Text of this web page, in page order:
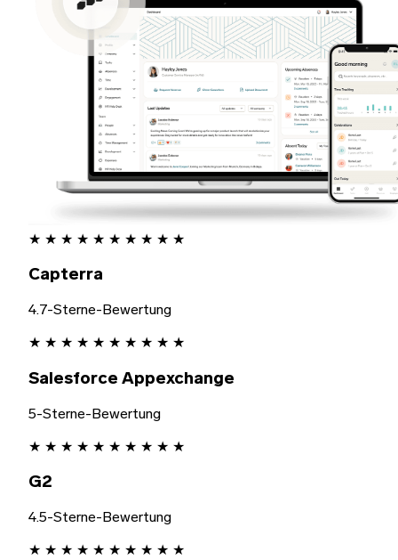
★ ★ ★ ★ ★ ★ ★ ★ ★ ★
Capterra
4.7-Sterne-Bewertung
★ ★ ★ ★ ★ ★ ★ ★ ★ ★
Salesforce Appexchange
5-Sterne-Bewertung
★ ★ ★ ★ ★ ★ ★ ★ ★ ★
G2
4.5-Sterne-Bewertung
★ ★ ★ ★ ★ ★ ★ ★ ★ ★